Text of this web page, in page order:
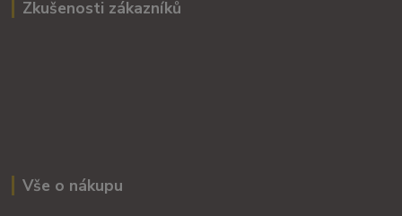
Zkušenosti zákazníků
Vše o nákupu